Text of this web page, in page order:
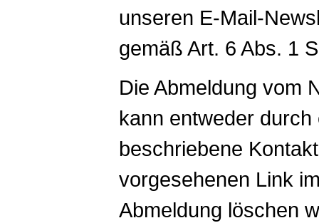
unseren E-Mail-
gemäß Art. 6 Abs. 1
Die Abmeldung vom
kann entweder
beschriebene
vorgesehenen Link
Abmeldung löschen